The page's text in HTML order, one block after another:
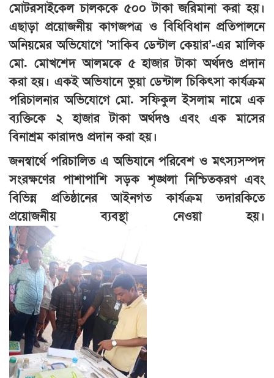
মোটরসাইকেল চালককে ৫০০ টাকা জরিমানা করা হয়।
এছাড়া প্রয়োজনীয় কাগজপত্র ও বিধিবিধান প্রতিপালনে
অনিয়মের অভিযোগে ‘সাকিব ডেন্টাল কেয়ার’-এর মালিক
মো. মোখশেদ আলমকে ৫ হাজার টাকা অর্থদণ্ড প্রদান
করা হয়। একই অভিযানে ভুয়া ডেন্টাল চিকিৎসা কার্যক্রম
পরিচালনার অভিযোগে মো. সফিকুল ইসলাম নামে এক
ব্যক্তিকে ২ হাজার টাকা অর্থদণ্ড এবং এক মাসের
বিনাশ্রম কারাদণ্ড প্রদান করা হয়।
জনস্বার্থে পরিচালিত এ অভিযানে পরিবেশ ও মৎস্যসম্পদ
সংরক্ষণের পাশাপাশি সড়ক শৃঙ্খলা নিশ্চিতকরণ এবং
বিভিন্ন প্রতিষ্ঠানের আইনগত কার্যক্রম তদারকিতে
প্রয়োজনীয় ব্যবস্থা নেওয়া হয়।